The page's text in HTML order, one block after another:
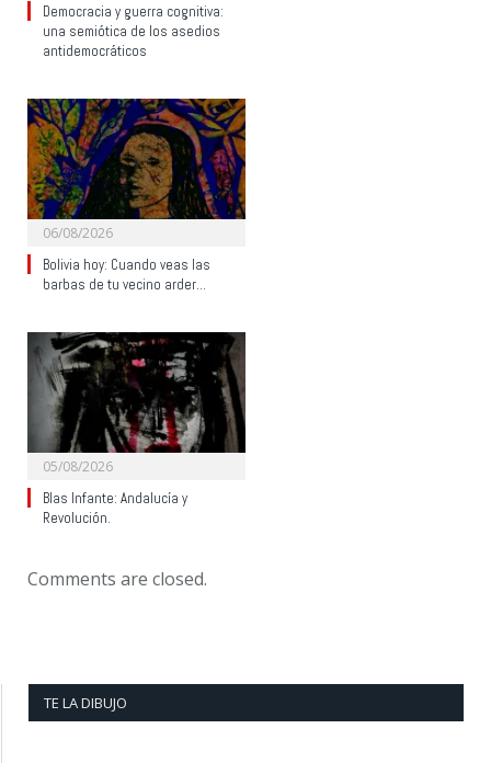
Democracia y guerra cognitiva:
una semiótica de los asedios
antidemocráticos
06/08/2026
Bolivia hoy: Cuando veas las
barbas de tu vecino arder…
05/08/2026
Blas Infante: Andalucía y
Revolución.
Comments are closed.
TE LA DIBUJO